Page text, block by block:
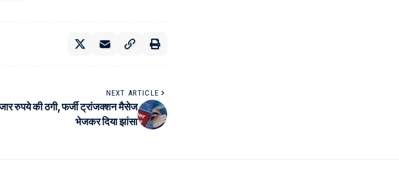
NEXT ARTICLE
रुपये की ठगी, फर्जी ट्रांजक्शन मैसेज
भेजकर दिया झांसा